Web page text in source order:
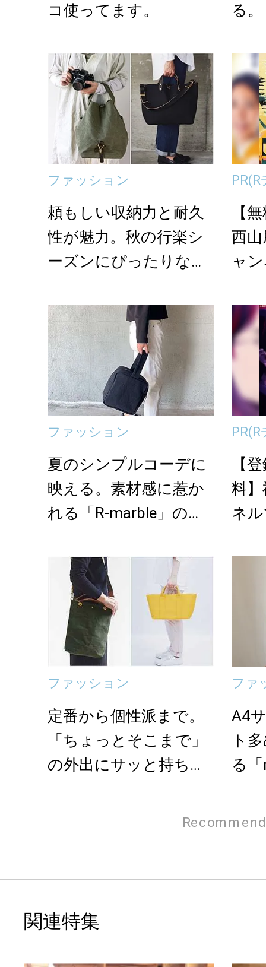
コ使ってます。
る
ファッション
頼もしい収納力と耐久
性が魅力。秋の行楽シ
ーズンにぴったりな帆
PR(R
【
西山
ャ
ファッション
夏のシンプルコーデに
映える。素材感に惹か
れる「R-marble」のモ
PR(R
【
料
ネ
ファッション
定番から個性派まで。
「ちょっとそこまで」
の外出にサッと持ちた
ファ
A4
ト
る
関連特集